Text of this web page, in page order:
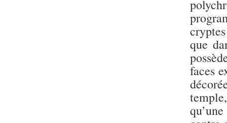
que
faces